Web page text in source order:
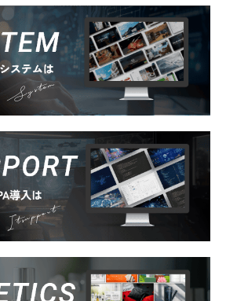
System
Itsupport